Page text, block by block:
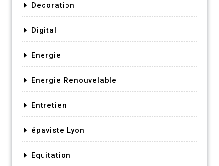
Decoration
Digital
Energie
Energie Renouvelable
Entretien
épaviste Lyon
Equitation